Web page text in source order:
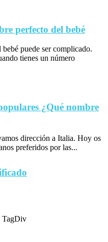
perfecto del bebé
puede ser complicado.
tienes un número
¿Qué nombre
dirección a Italia. Hoy os
preferidos por las...
TagDiv